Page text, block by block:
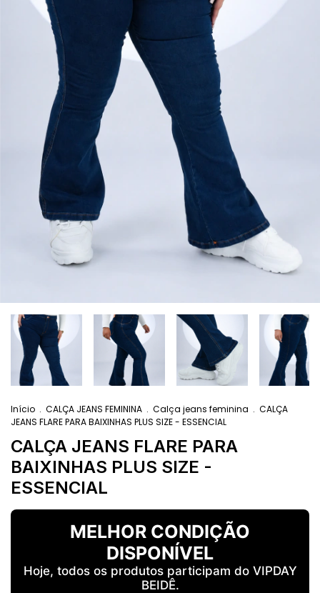
Início . CALÇA JEANS FEMININA . Calça jeans feminina . CALÇA
JEANS FLARE PARA BAIXINHAS PLUS SIZE - ESSENCIAL
CALÇA JEANS FLARE PARA
BAIXINHAS PLUS SIZE -
ESSENCIAL
MELHOR CONDIÇÃO
DISPONÍVEL
Hoje, todos os produtos participam do VIPDAY
BEIDÊ.